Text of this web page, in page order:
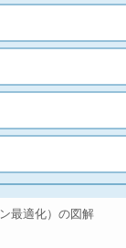
最適化）の図解